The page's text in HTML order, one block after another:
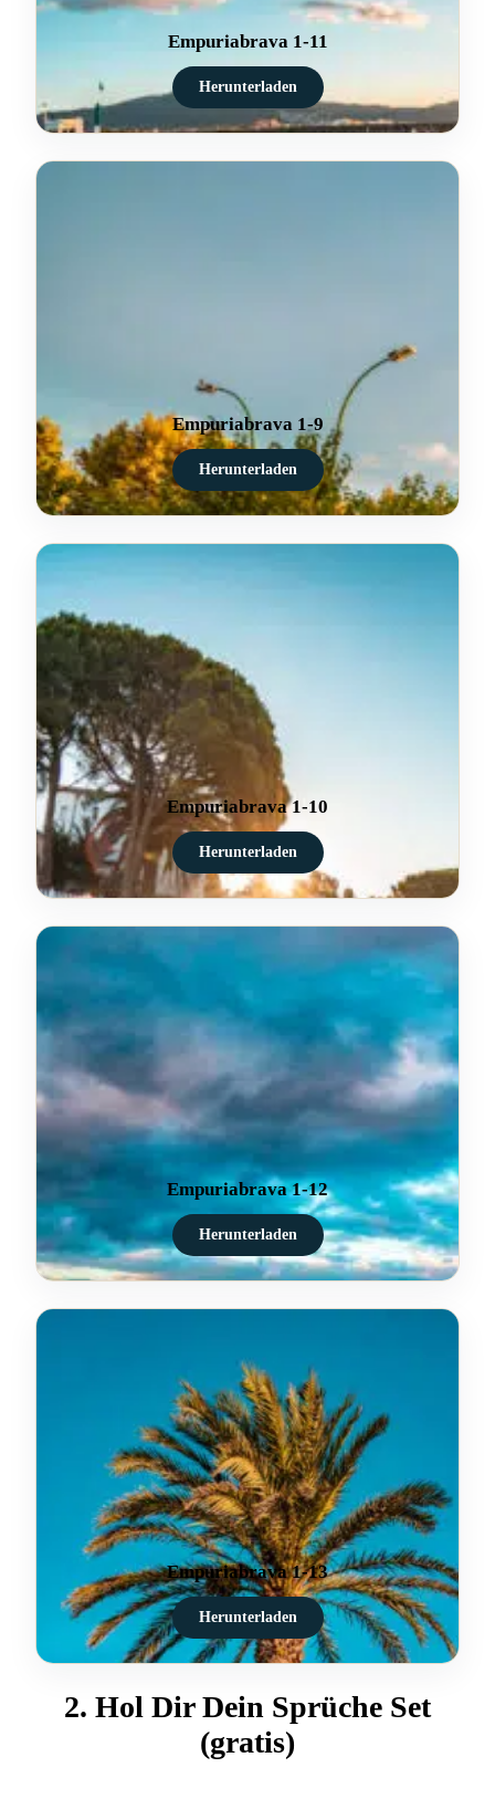
Empuriabrava 1-11
Herunterladen
Empuriabrava 1-9
Herunterladen
Empuriabrava 1-10
Herunterladen
Empuriabrava 1-12
Herunterladen
Empuriabrava 1-13
Herunterladen
2. Hol Dir Dein Sprüche Set
(gratis)